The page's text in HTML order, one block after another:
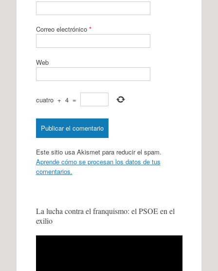
Correo electrónico *
Web
cuatro + 4 =
Este sitio usa Akismet para reducir el spam.
Aprende cómo se procesan los datos de tus
comentarios.
La lucha contra el franquismo: el PSOE en el
exilio